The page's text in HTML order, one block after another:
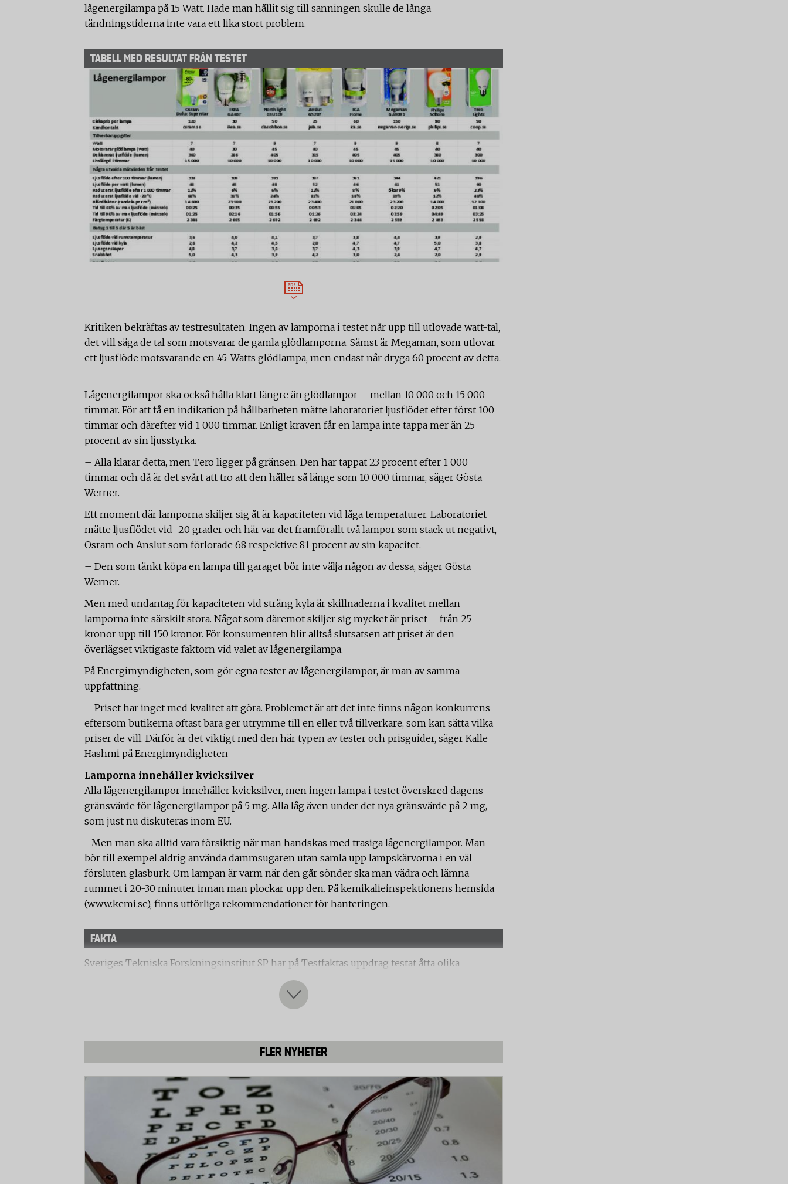
lågenergilampa på 15 Watt. Hade man hållit sig till sanningen skulle de långa
tändningstiderna inte vara ett lika stort problem.
TABELL MED RESULTAT FRÅN TESTET
Kritiken bekräftas av testresultaten. Ingen av lamporna i testet når upp till utlovade watt-tal,
det vill säga de tal som motsvarar de gamla glödlamporna. Sämst är Megaman, som utlovar
ett ljusflöde motsvarande en 45-Watts glödlampa, men endast når dryga 60 procent av detta.
Lågenergilampor ska också hålla klart längre än glödlampor – mellan 10 000 och 15 000
timmar. För att få en indikation på hållbarheten mätte laboratoriet ljusflödet efter först 100
timmar och därefter vid 1 000 timmar. Enligt kraven får en lampa inte tappa mer än 25
procent av sin ljusstyrka.
– Alla klarar detta, men Tero ligger på gränsen. Den har tappat 23 procent efter 1 000
timmar och då är det svårt att tro att den håller så länge som 10 000 timmar, säger Gösta
Werner.
Ett moment där lamporna skiljer sig åt är kapaciteten vid låga temperaturer. Laboratoriet
mätte ljusflödet vid -20 grader och här var det framförallt två lampor som stack ut negativt,
Osram och Anslut som förlorade 68 respektive 81 procent av sin kapacitet.
– Den som tänkt köpa en lampa till garaget bör inte välja någon av dessa, säger Gösta
Werner.
Men med undantag för kapaciteten vid sträng kyla är skillnaderna i kvalitet mellan
lamporna inte särskilt stora. Något som däremot skiljer sig mycket är priset – från 25
kronor upp till 150 kronor. För konsumenten blir alltså slutsatsen att priset är den
överlägset viktigaste faktorn vid valet av lågenergilampa.
På Energimyndigheten, som gör egna tester av lågenergilampor, är man av samma
uppfattning.
– Priset har inget med kvalitet att göra. Problemet är att det inte finns någon konkurrens
eftersom butikerna oftast bara ger utrymme till en eller två tillverkare, som kan sätta vilka
priser de vill. Därför är det viktigt med den här typen av tester och prisguider, säger Kalle
Hashmi på Energimyndigheten
Lamporna innehåller kvicksilver
Alla lågenergilampor innehåller kvicksilver, men ingen lampa i testet överskred dagens
gränsvärde för lågenergilampor på 5 mg. Alla låg även under det nya gränsvärde på 2 mg,
som just nu diskuteras inom EU.
Men man ska alltid vara försiktig när man handskas med trasiga lågenergilampor. Man
bör till exempel aldrig använda dammsugaren utan samla upp lampskärvorna i en väl
försluten glasburk. Om lampan är varm när den går sönder ska man vädra och lämna
rummet i 20-30 minuter innan man plockar upp den. På kemikalieinspektionens hemsida
(www.kemi.se), finns utförliga rekommendationer för hanteringen.
FAKTA
Sveriges Tekniska Forskningsinstitut SP har på Testfaktas uppdrag testat åtta olika
lågenergilampor vad gäller bland annat ljusflöde, ljusegenskaper och snabbhet. Följande
Ikea GA607 7W
Tero Lights 7W
Anslut GS207 7W
FLER NYHETER